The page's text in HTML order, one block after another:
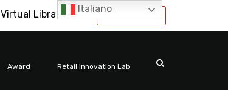
International
Virtual Library
Award Retail Innovation Lab
Italiano